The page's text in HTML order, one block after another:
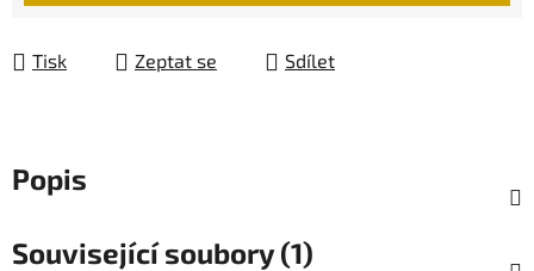
Tisk Zeptat se Sdílet
Popis
Související soubory (1)